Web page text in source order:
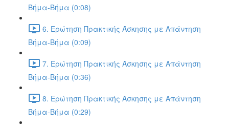
Βήμα-Βήμα (0:08)
6. Ερώτηση Πρακτικής Άσκησης με Απάντηση
Βήμα-Βήμα (0:09)
7. Ερώτηση Πρακτικής Άσκησης με Απάντηση
Βήμα-Βήμα (0:36)
8. Ερώτηση Πρακτικής Άσκησης με Απάντηση
Βήμα-Βήμα (0:29)